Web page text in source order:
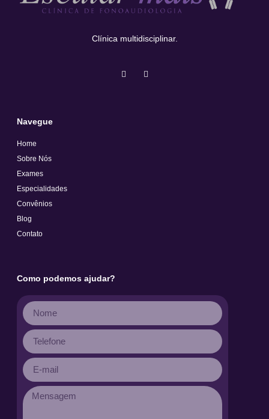
Clínica multidisciplinar.
Navegue
Home
Sobre Nós
Exames
Especialidades
Convênios
Blog
Contato
Como podemos ajudar?